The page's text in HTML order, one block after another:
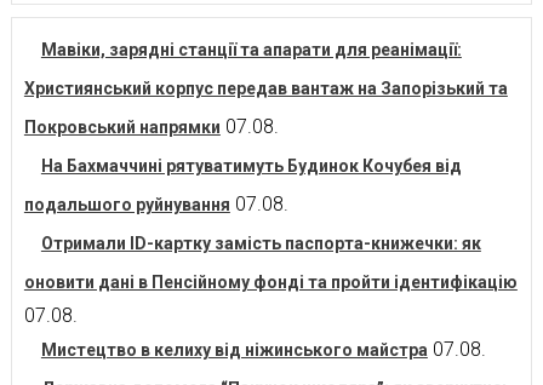
Мавіки, зарядні станції та апарати для реанімації:
Християнський корпус передав вантаж на Запорізький та
Покровський напрямки 07.08.
На Бахмаччині рятуватимуть Будинок Кочубея від
подальшого руйнування 07.08.
Отримали ID-картку замість паспорта-книжечки: як
оновити дані в Пенсійному фонді та пройти ідентифікацію
07.08.
Мистецтво в келиху від ніжинського майстра 07.08.